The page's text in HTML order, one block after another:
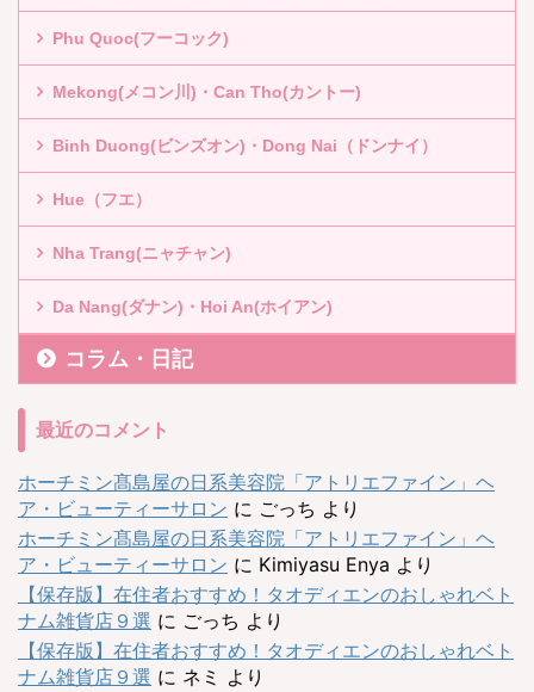
Phu Quoc(フーコック)
Mekong(メコン川)・Can Tho(カントー)
Binh Duong(ビンズオン)・Dong Nai（ドンナイ）
Hue（フエ）
Nha Trang(ニャチャン)
Da Nang(ダナン)・Hoi An(ホイアン)
コラム・日記
最近のコメント
ホーチミン髙島屋の日系美容院「アトリエファイン」ヘ
ア・ビューティーサロン に ごっち より
ホーチミン髙島屋の日系美容院「アトリエファイン」ヘ
ア・ビューティーサロン に Kimiyasu Enya より
【保存版】在住者おすすめ！タオディエンのおしゃれベト
ナム雑貨店９選 に ごっち より
【保存版】在住者おすすめ！タオディエンのおしゃれベト
ナム雑貨店９選 に ネミ より